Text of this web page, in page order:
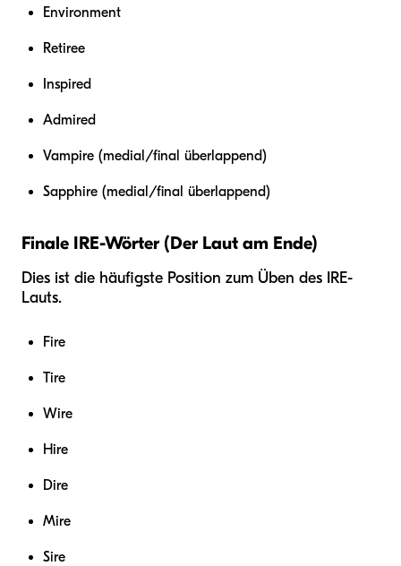
Environment
Retiree
Inspired
Admired
Vampire (medial/final überlappend)
Sapphire (medial/final überlappend)
Finale IRE-Wörter (Der Laut am Ende)
Dies ist die häufigste Position zum Üben des IRE-
Lauts.
Fire
Tire
Wire
Hire
Dire
Mire
Sire